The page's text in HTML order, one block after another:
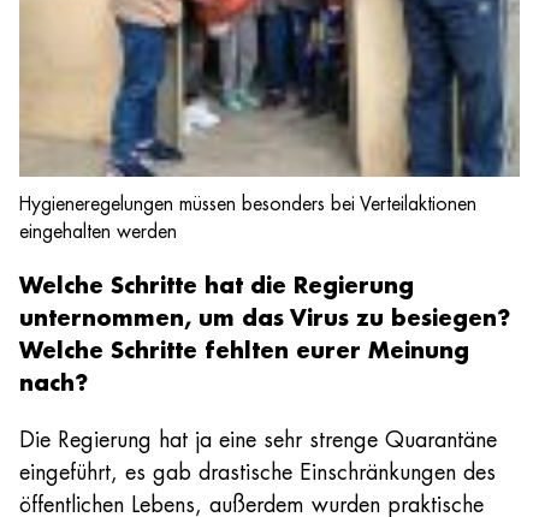
Hygieneregelungen müssen besonders bei Verteilaktionen
eingehalten werden
Welche Schritte hat die Regierung
unternommen, um das Virus zu besiegen?
Welche Schritte fehlten eurer Meinung
nach?
Die Regierung hat ja eine sehr strenge Quarantäne
eingeführt, es gab drastische Einschränkungen des
öffentlichen Lebens, außerdem wurden praktische